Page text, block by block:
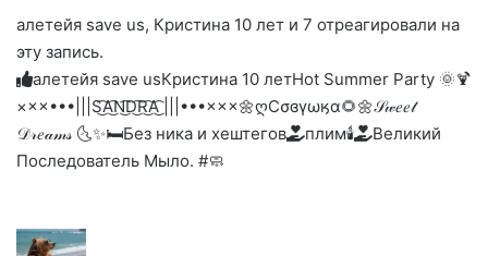
вверх.
реакцию:
реакцию:
до
слез
реакцию:
реакцию:
благодарю
алетейя save us, Кристина 10 лет и 7 отреагировали на
эту запись.
алетейя save usКристина 10 летHot Summer Party 🌞🍹
×××•••|||S͜͡A͜͡N͜͡D͜͡R͜͡A͜͡ |||•••×××🌼ღСσɞγωӄα🌻🌼𝒮𝓌𝑒𝑒𝓉
𝒟𝓇𝑒𝒶𝓂𝓈 🌜✨🛏️Без ника и хештегов плим🕯️
Великий
Последователь Мыло. #🧼